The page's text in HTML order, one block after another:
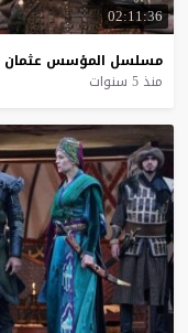
02:11:36
مسلسل المؤسس عثمان
منذ 5 سنوات